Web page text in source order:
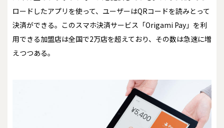
ロードしたアプリを使って、ユーザーはQRコードを読みとって
決済ができる。このスマホ決済サービス「Origami Pay」を利
用できる加盟店は全国で2万店を超えており、その数は急速に増
えつつある。